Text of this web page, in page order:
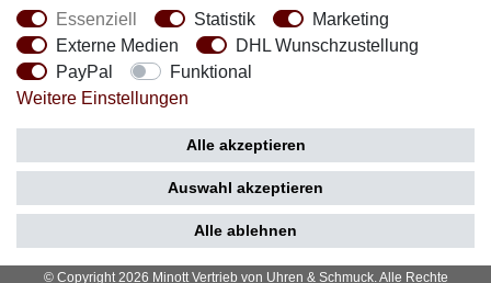
Social Media
Zahlung
Essenziell Statistik
Marketing
Externe Medien
DHL Wunschzustellung
PayPal
Funktional
Weitere Einstellungen
Alle akzeptieren
Auswahl akzeptieren
Alle ablehnen
© Copyright 2026 Minott Vertrieb von Uhren & Schmuck. Alle Rechte